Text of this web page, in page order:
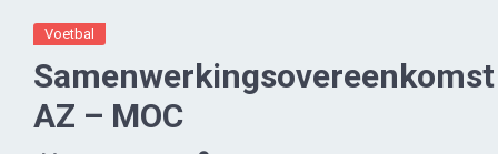
Voetbal
Samenwerkingsovereenkomst
AZ – MOC